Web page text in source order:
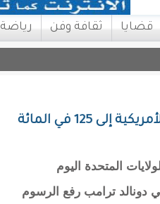
قضايا ثقافة وفن رياضة
125 في المائة
المتحدة اليوم
دونالد ترامب رفع الرسوم